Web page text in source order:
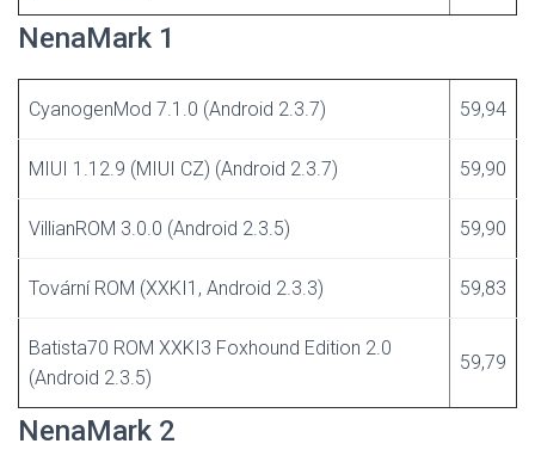
NenaMark 1
CyanogenMod 7.1.0 (Android 2.3.7) 59,94
MIUI 1.12.9 (MIUI CZ) (Android 2.3.7) 59,90
VillianROM 3.0.0 (Android 2.3.5) 59,90
Tovární ROM (XXKI1, Android 2.3.3) 59,83
Batista70 ROM XXKI3 Foxhound Edition 2.0
(Android 2.3.5)
59,79
NenaMark 2